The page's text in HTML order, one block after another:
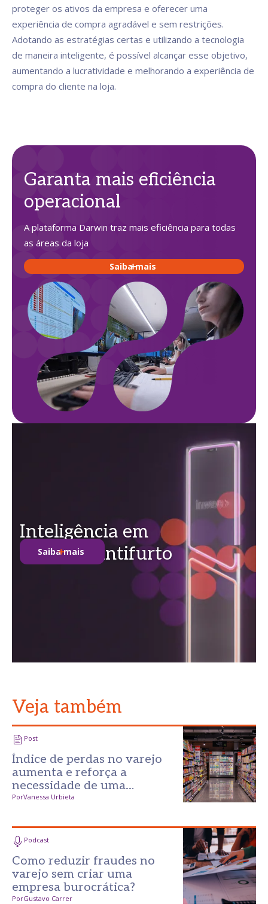
proteger os ativos da empresa e oferecer uma
experiência de compra agradável e sem restrições.
Adotando as estratégias certas e utilizando a tecnologia
de maneira inteligente, é possível alcançar esse objetivo,
aumentando a lucratividade e melhorando a experiência de
compra do cliente na loja.
Garanta mais eficiência
operacional
A plataforma Darwin traz mais eficiência para todas
as áreas da loja
Saiba mais
Inteligência em
soluções antifurto
Saiba mais
Veja também
Post
Índice de perdas no varejo
aumenta e reforça a
necessidade de uma
prevenção mais inteligente
PorVanessa Urbieta
Podcast
Como reduzir fraudes no
varejo sem criar uma
empresa burocrática?
PorGustavo Carrer